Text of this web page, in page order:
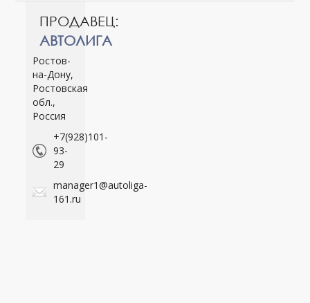
ПРОДАВЕЦ:
АВТОЛИГА
Ростов-
на-Дону,
Ростовская
обл.,
Россия
+7(928)101-
93-
29
manager1@autoliga-
161.ru